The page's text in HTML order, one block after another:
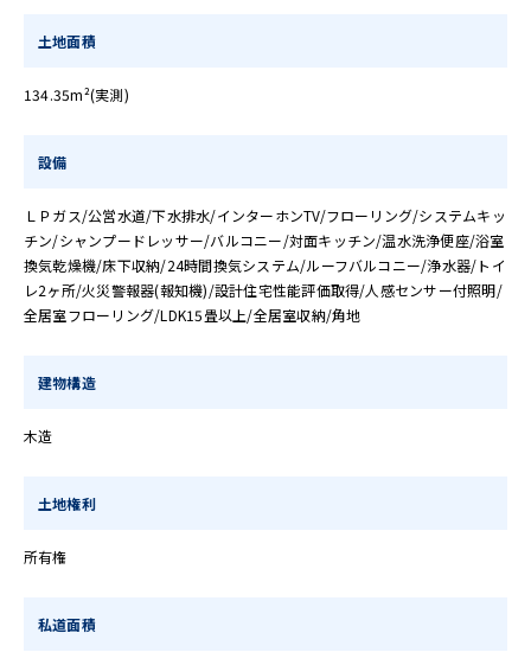
土地面積
134.35m²(実測)
設備
ＬＰガス/公営水道/下水排水/インターホンTV/フローリング/システムキッ
チン/シャンプードレッサー/バルコニー/対面キッチン/温水洗浄便座/浴室
換気乾燥機/床下収納/24時間換気システム/ルーフバルコニー/浄水器/トイ
レ2ヶ所/火災警報器(報知機)/設計住宅性能評価取得/人感センサー付照明/
全居室フローリング/LDK15畳以上/全居室収納/角地
建物構造
木造
土地権利
所有権
私道面積